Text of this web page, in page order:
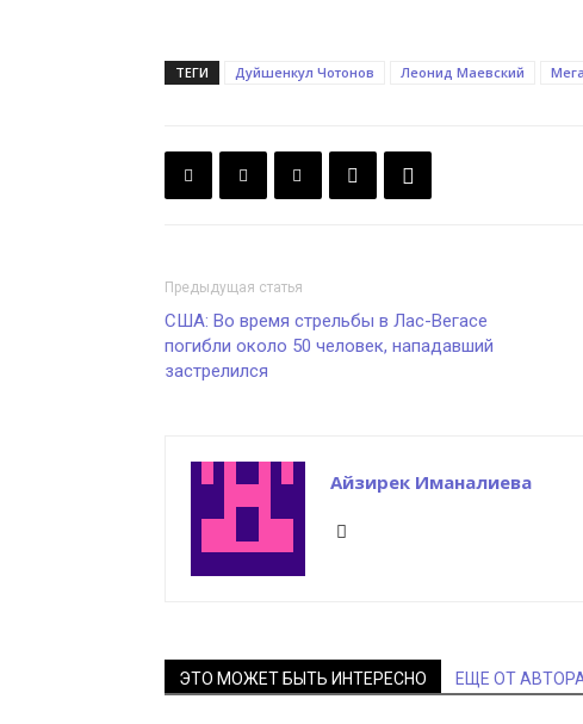
ТЕГИ Дуйшенкул Чотонов Леонид Маевский
Предыдущая статья
США: Во время стрельбы в Лас-Вегасе
погибли около 50 человек, нападавший
застрелился
Айзирек Иманалиева
ЭТО МОЖЕТ БЫТЬ ИНТЕРЕСНО ЕЩЕ ОТ